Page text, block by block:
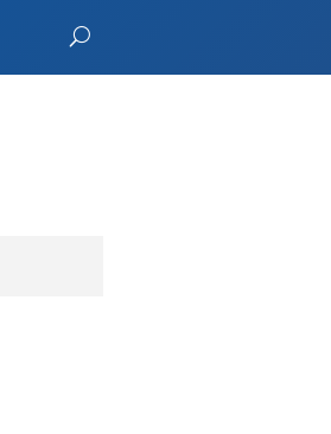
EnterCroatia.com